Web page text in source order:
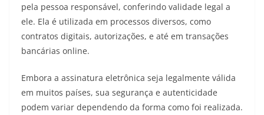
pela pessoa responsável, conferindo validade legal a
ele. Ela é utilizada em processos diversos, como
contratos digitais, autorizações, e até em transações
bancárias online.
Embora a assinatura eletrônica seja legalmente válida
em muitos países, sua segurança e autenticidade
podem variar dependendo da forma como foi realizada.